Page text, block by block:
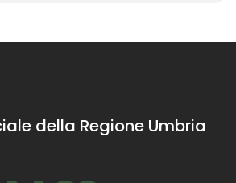
della Regione Umbria